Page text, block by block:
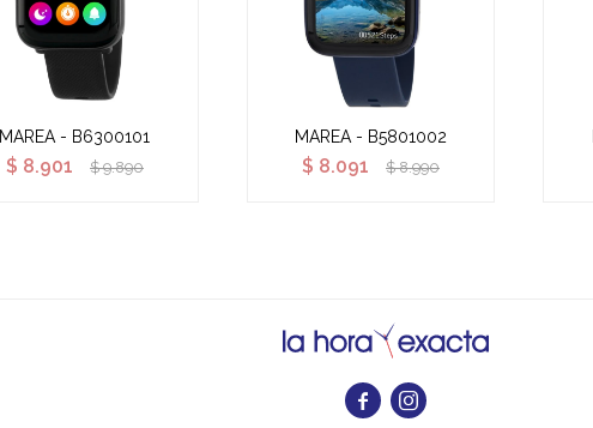
MAREA - B6300101
$ 8.901 $ 9.890
MAREA - B5801002
$ 8.091 $ 8.990
 